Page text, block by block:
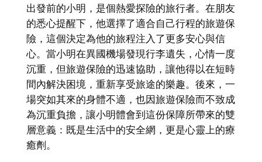
出發前的小明，是個熱愛探險的旅行者。在朋友
的悉心提醒下，他選擇了適合自己行程的旅遊保
險，這個決定為他的旅程注入了更多安心與信
心。當小明在異國機場發現行李遺失，心情一度
沉重，但旅遊保險的迅速協助，讓他得以在短時
間內解決困境，重新享受旅途的樂趣。後來，一
場突如其來的身體不適，也因旅遊保險而不致成
為沉重負擔，讓小明體會到這份保障所帶來的雙
層意義：既是生活中的安全網，更是心靈上的療
癒劑。